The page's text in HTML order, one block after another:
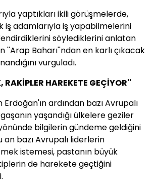
yaptıkları ikili görüşmelerde,
iş adamlarıyla iş yapabilmelerini
söylediklerini anlatan
''Arap Baharı''ndan en karlı çıkacak
vurguladı.
HAREKETE GEÇİYOR''
ardından bazı Avrupalı
yaşandığı ülkelere geziler
bilgilerin gündeme geldiğini
an bazı Avrupalı liderlerin
istemesi, pastanın büyük
de harekete geçtiğini